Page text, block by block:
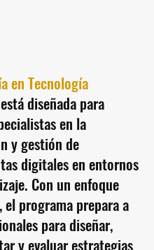
en Tecnología
está diseñada para
en la
y gestión de
digitales en entornos
Con un enfoque
el programa prepara a
para diseñar,
y evaluar estrategias